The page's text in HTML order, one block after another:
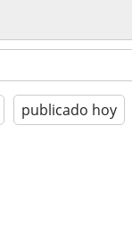
publicado hoy